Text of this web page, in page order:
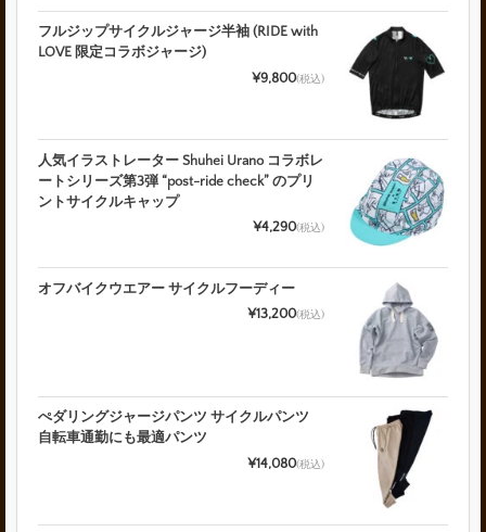
フルジップサイクルジャージ半袖 (RIDE with
LOVE 限定コラボジャージ)
¥9,800(税込)
人気イラストレーター Shuhei Urano コラボレ
ートシリーズ第3弾 “post-ride check” のプリ
ントサイクルキャップ
¥4,290(税込)
オフバイクウエアー サイクルフーディー
¥13,200(税込)
ぺダリングジャージパンツ サイクルパンツ
自転車通勤にも最適パンツ
¥14,080(税込)